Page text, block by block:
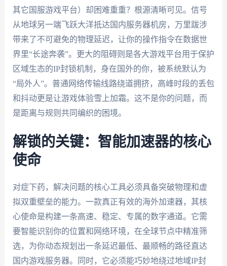
其它国服游戏平台）却困难重重？根源清晰可见。信号
从地球另一端飞跃大洋抵达国内服务器机房，万里跋涉
带来了不可避免的物理延迟，让你的操作指令在数据世
界里“长途奔袭”。更大的阻碍则是各大游戏平台用于保护
区域生态的IP封锁机制，身在国外的你，被系统默认为
“局外人”。普通网络传输线路绕道拥挤，高峰时段的丢包
和抖动更是让游戏体验雪上加霜。这不是你的问题，而
是距离与规则共同编织的困境。
解锁的关键：智能加速器的核心
使命
对症下药，解决问题的核心工具必须具备突破物理和虚
拟双重壁垒的能力。一款真正有效的海外加速器，其核
心使命是构建一条高速、稳定、专属的数字通道。它需
要智能识别你的位置和网络环境，在全球节点中精准筛
选，为你动态规划出一条延迟最低、最顺畅的路径直达
国内游戏服务器。同时，它必须能巧妙地绕过地域IP封